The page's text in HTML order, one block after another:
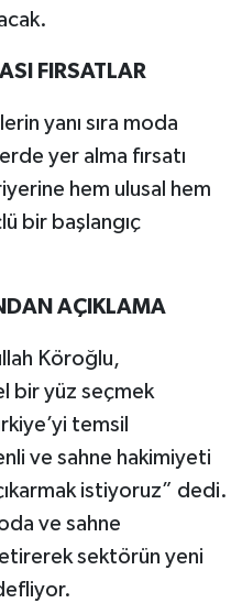
FIRSATLAR
yanı sıra moda
yer alma fırsatı
hem ulusal hem
bir başlangıç
AÇIKLAMA
Köroğlu,
bir yüz seçmek
temsil
ve sahne hakimiyeti
istiyoruz” dedi.
ve sahne
sektörün yeni